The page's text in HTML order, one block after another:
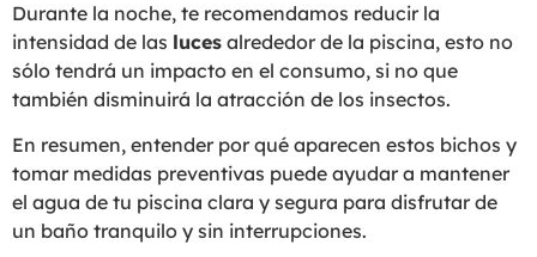
Durante la noche, te recomendamos reducir la
intensidad de las luces alrededor de la piscina, esto no
sólo tendrá un impacto en el consumo, si no que
también disminuirá la atracción de los insectos.
En resumen, entender por qué aparecen estos bichos y
tomar medidas preventivas puede ayudar a mantener
el agua de tu piscina clara y segura para disfrutar de
un baño tranquilo y sin interrupciones.